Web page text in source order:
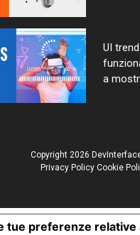
UI
a
Copyright 2026
Privacy Policy Cookie
tue preferenze relative